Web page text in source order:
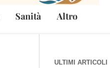
Sanità Altro
ULTIMI ARTICOLI